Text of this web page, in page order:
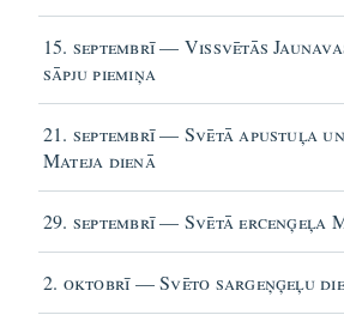
15. septembrī — Vissvētās
sāpju piemiņa
21. septembrī — Svētā apustuļa
Mateja dienā
29. septembrī — Svētā ercenģeļa
2. oktobrī — Svēto sargeņģeļu